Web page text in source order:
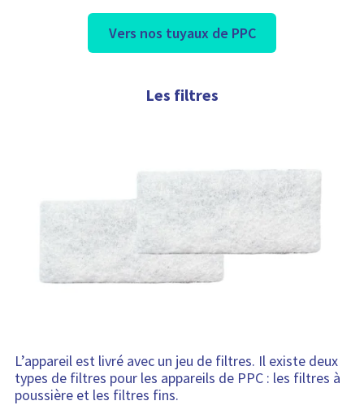
Vers nos tuyaux de PPC
Les filtres
L’appareil est livré avec un jeu de filtres. Il existe deux
types de filtres pour les appareils de PPC : les filtres à
poussière et les filtres fins.